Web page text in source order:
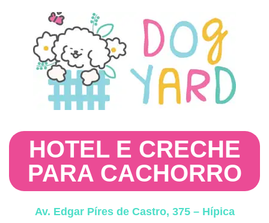
HOTEL E CRECHE
PARA CACHORRO
Av. Edgar Píres de Castro, 375 – Hípica